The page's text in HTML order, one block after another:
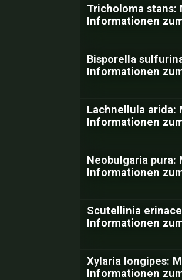
Tricholoma stans:
Informationen
Bisporella
Informationen
Lachnellula arida:
Informationen
Neobulgaria pura:
Informationen
Scutellinia
Informationen
Xylaria longipes:
Informationen